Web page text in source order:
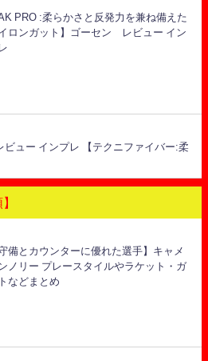
AK PRO :柔らかさと反発力を兼ね備えた
ロンガット】ゴーセン レビュー イン
ビュー インプレ 【テクニファイバー:柔
備とカウンターに優れた選手】キャメ
ノリー プレースタイルやラケット・ガ
などまとめ